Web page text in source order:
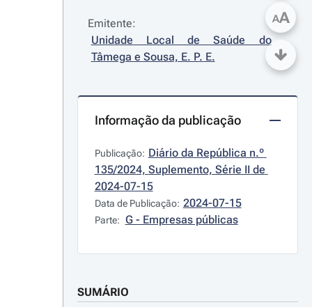
Emitente:
Unidade Local de Saúde do
Tâmega e Sousa, E. P. E.
Informação da publicação
Publicação: Diário da República n.º
135/2024, Suplemento, Série II de
2024-07-15
Data de Publicação: 2024-07-15
Parte: G - Empresas públicas
SUMÁRIO
AA